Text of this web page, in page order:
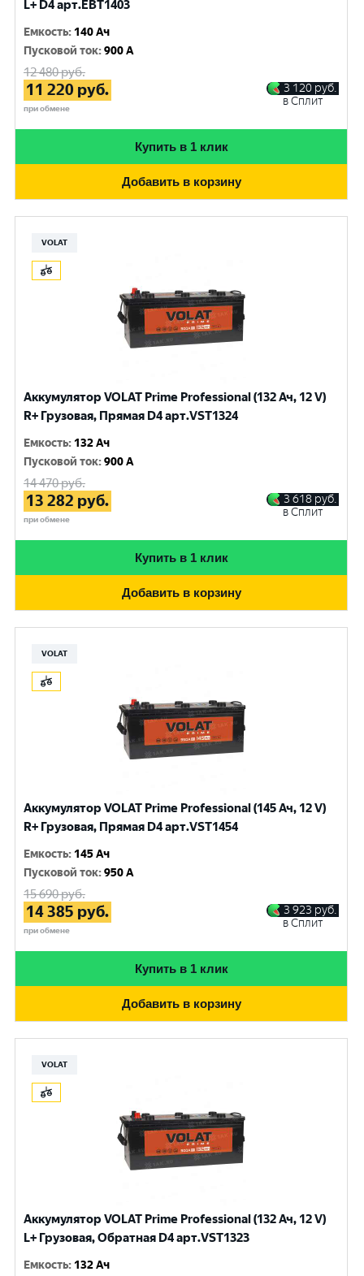
L+ D4 арт.EBT1403
Емкость: 140 Ач
Пусковой ток:900 A
12 480руб.
11 220 руб.
при обмене
3 120 руб.
в Сплит
Купить в 1 клик
Добавить в корзину
VOLAT
Аккумулятор VOLAT Prime Professional (132 Ач, 12 V)
R+ Грузовая, Прямая D4 арт.VST1324
Емкость: 132 Ач
Пусковой ток:900 A
14 470руб.
13 282 руб.
при обмене
3 618 руб.
в Сплит
Купить в 1 клик
Добавить в корзину
VOLAT
Аккумулятор VOLAT Prime Professional (145 Ач, 12 V)
R+ Грузовая, Прямая D4 арт.VST1454
Емкость: 145 Ач
Пусковой ток:950 A
15 690руб.
14 385 руб.
при обмене
3 923 руб.
в Сплит
Купить в 1 клик
Добавить в корзину
VOLAT
Аккумулятор VOLAT Prime Professional (132 Ач, 12 V)
L+ Грузовая, Обратная D4 арт.VST1323
Емкость: 132 Ач